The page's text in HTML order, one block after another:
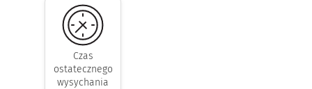
Czas
ostatecznego
wysychania